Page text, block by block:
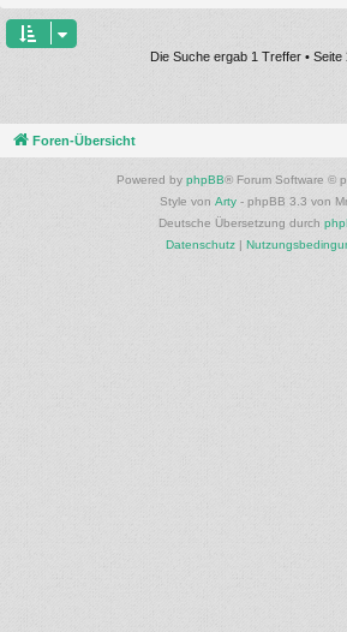
Die Suche ergab 1 Treffer • Seite
Foren-Übersicht
Powered by phpBB® Forum Software ©
Style von Arty - phpBB 3.3 von
Deutsche Übersetzung durch
Datenschutz|